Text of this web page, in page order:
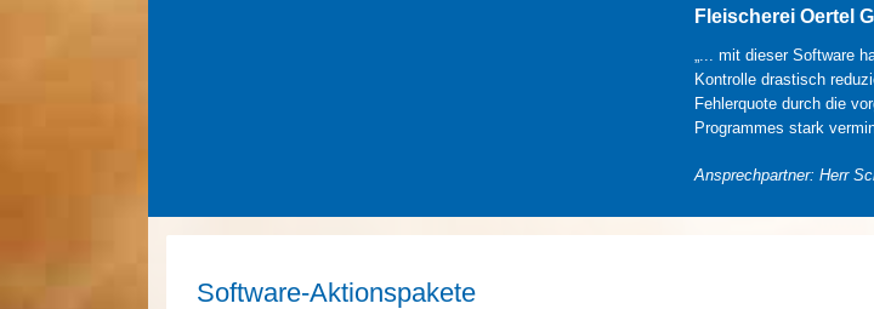
Fleischerei Oertel
„... mit dieser Software
Kontrolle drastisch
Fehlerquote durch die
Programmes stark
Ansprechpartner: Herr
Software-Aktionspakete